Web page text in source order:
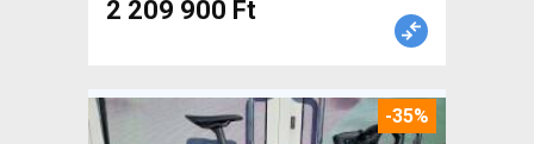
2 209 900 Ft
-35%